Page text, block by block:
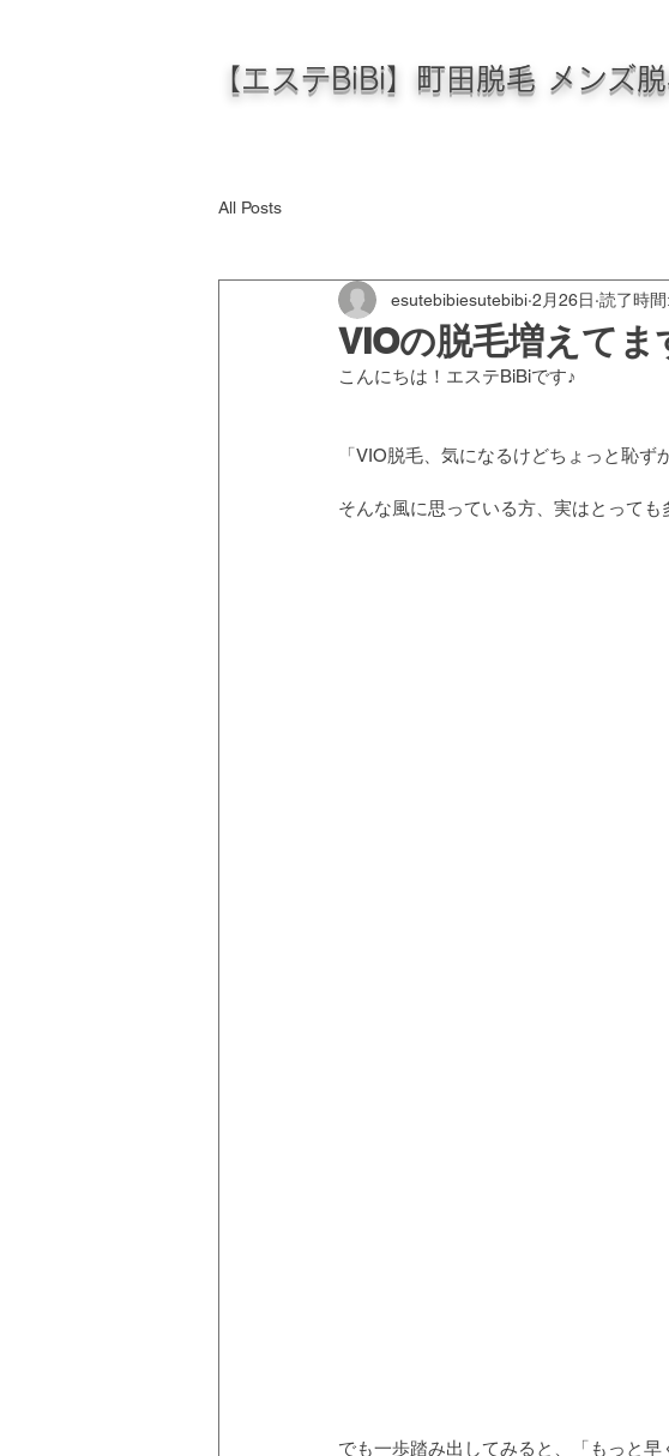
【エステBiBi】町田脱毛 メンズ
All Posts
VIOの脱毛増えてま
esutebibiesutebibi 2月26日 読了時
こんにちは！エステBiBiです♪
「VIO脱毛、気になるけどちょっと恥ず
そんな風に思っている方、実はとっても
でも一歩踏み出してみると、「もっと早